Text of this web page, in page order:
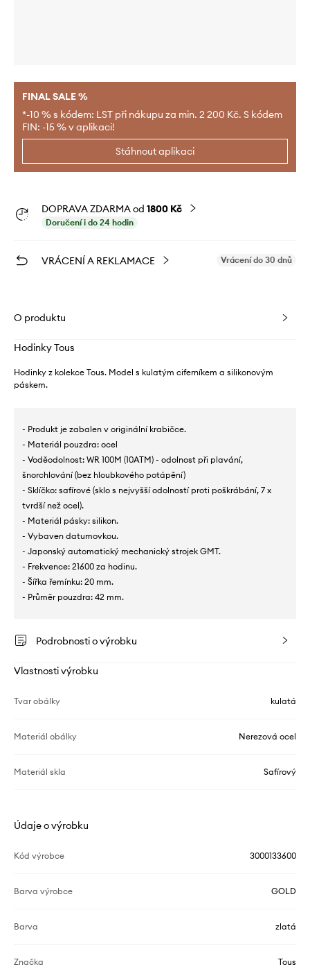
FINAL SALE %
*-10 % s kódem: LST při nákupu za min. 2 200 Kč. S kódem
FIN: -15 % v aplikaci!
Stáhnout aplikaci
DOPRAVA ZDARMA od 1800 Kč
Doručení i do 24 hodin
VRÁCENÍ A REKLAMACE Vrácení do 30 dnů
O produktu
Hodinky Tous
Hodinky z kolekce Tous. Model s kulatým ciferníkem a silikonovým
páskem.
- Produkt je zabalen v originální krabičce.
- Materiál pouzdra: ocel
- Voděodolnost: WR 100M (10ATM) - odolnost při plavání,
šnorchlování (bez hloubkového potápění)
- Sklíčko: safírové (sklo s nejvyšší odolností proti poškrábání, 7 x
tvrdší než ocel).
- Materiál pásky: silikon.
- Vybaven datumovkou.
- Japonský automatický mechanický strojek GMT.
- Frekvence: 21600 za hodinu.
- Šířka řemínku: 20 mm.
- Průměr pouzdra: 42 mm.
Podrobnosti o výrobku
Vlastnosti výrobku
Tvar obálky kulatá
Materiál obálky Nerezová ocel
Materiál skla Safírový
Údaje o výrobku
Kód výrobce 3000133600
Barva výrobce GOLD
Barva zlatá
Značka Tous